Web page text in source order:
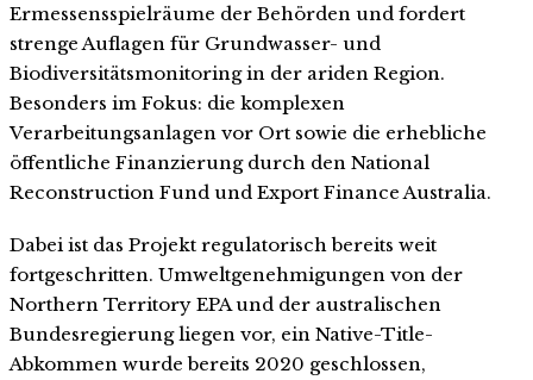
Ermessensspielräume der Behörden und fordert
strenge Auflagen für Grundwasser- und
Biodiversitätsmonitoring in der ariden Region.
Besonders im Fokus: die komplexen
Verarbeitungsanlagen vor Ort sowie die erhebliche
öffentliche Finanzierung durch den National
Reconstruction Fund und Export Finance Australia.
Dabei ist das Projekt regulatorisch bereits weit
fortgeschritten. Umweltgenehmigungen von der
Northern Territory EPA und der australischen
Bundesregierung liegen vor, ein Native-Title-
Abkommen wurde bereits 2020 geschlossen,